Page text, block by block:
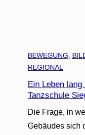
BEWEGUNG
REGIONAL
Ein Leben
Tanzschule
Die Frage, in
Gebäudes sich